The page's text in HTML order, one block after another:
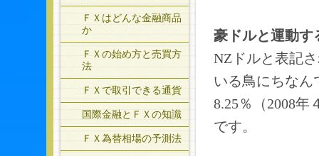
豪ドルと運動す
NZドルと表記
いる鳥にちなん
8.25％（2008
です。
ＦＸはどんな金融商品
か
ＦＸの始め方と売買方
法
ＦＸで取引できる通貨
国際金融とＦＸの知識
ＦＸ為替相場の予測法